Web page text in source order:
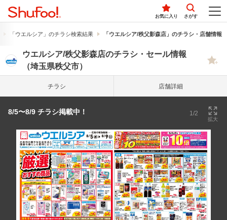
お気に入り さがす
「ウエルシア」のチラシ検索結果 「ウエルシア/秩父影森店」のチラシ・店舗情報
ウエルシア/秩父影森店のチラシ・セール情報
（埼玉県秩父市）
チラシ 店舗詳細
8/5〜8/9 チラシ掲載中！ 1/2
拡大